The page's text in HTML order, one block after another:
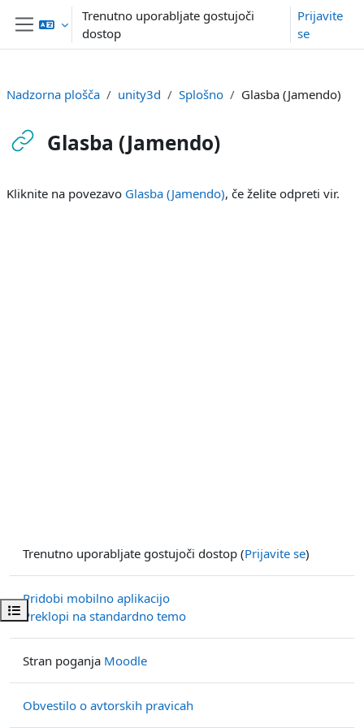
Preskoči na glavno vsebino
Stransko polje
Trenutno uporabljate gostujoči
dostop
Prijavite
se
Odpri kazalo predmeta
Nadzorna plošča unity3d Splošno Glasba (Jamendo)
Glasba (Jamendo)
Kliknite na povezavo Glasba (Jamendo), če želite odpreti vir.
Trenutno uporabljate gostujoči dostop (Prijavite se)
Pridobi mobilno aplikacijo
Preklopi na standardno temo
Stran poganja Moodle
Obvestilo o avtorskih pravicah